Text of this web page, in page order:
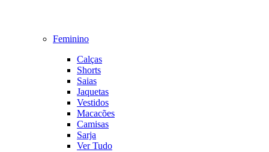
Feminino
Calças
Shorts
Saias
Jaquetas
Vestidos
Macacões
Camisas
Sarja
Ver Tudo